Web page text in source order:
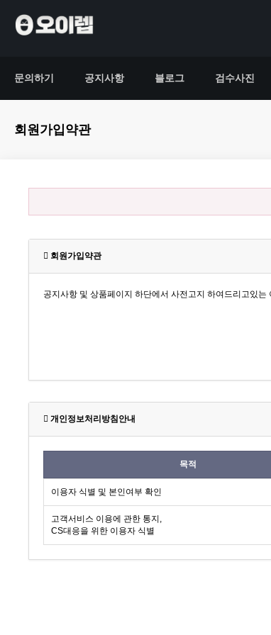
문의하기 공지사항 블로그 검수사진
회원가입약관
회원가입약관
개인정보처리방침안내
목적
이용자 식별 및 본인여부 확인
고객서비스 이용에 관한 통지,
CS대응을 위한 이용자 식별